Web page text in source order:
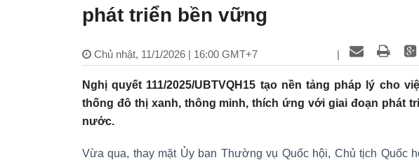
phát triển bền vững
Chủ nhật, 11/1/2026 | 16:00 GMT+7 |
Nghị quyết 111/2025/UBTVQH15 tạo nền tảng pháp lý cho
thống đô thị xanh, thông minh, thích ứng với giai đoạn phát
nước.
Vừa qua, thay mặt Ủy ban Thường vụ Quốc hội, Chủ tịch Quốc